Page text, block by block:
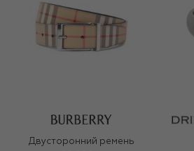
Двусторонний ремень